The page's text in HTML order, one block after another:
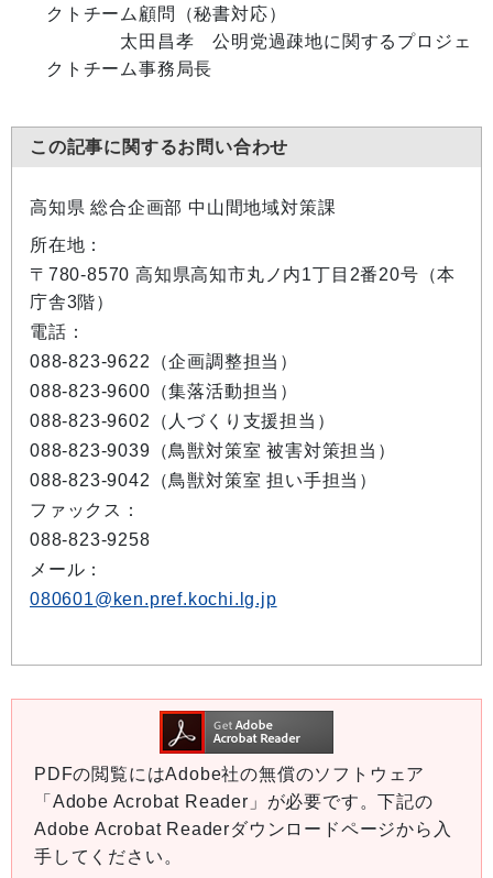
クトチーム顧問（秘書対応）
太田昌孝 公明党過疎地に関するプロジェ
クトチーム事務局長
この記事に関するお問い合わせ
高知県 総合企画部 中山間地域対策課
所在地：
〒780-8570 高知県高知市丸ノ内1丁目2番20号（本
庁舎3階）
電話：
088-823-9622（企画調整担当）
088-823-9600（集落活動担当）
088-823-9602（人づくり支援担当）
088-823-9039（鳥獣対策室 被害対策担当）
088-823-9042（鳥獣対策室 担い手担当）
ファックス：
088-823-9258
メール：
080601@ken.pref.kochi.lg.jp
PDFの閲覧にはAdobe社の無償のソフトウェア
「Adobe Acrobat Reader」が必要です。下記の
Adobe Acrobat Readerダウンロードページから入
手してください。